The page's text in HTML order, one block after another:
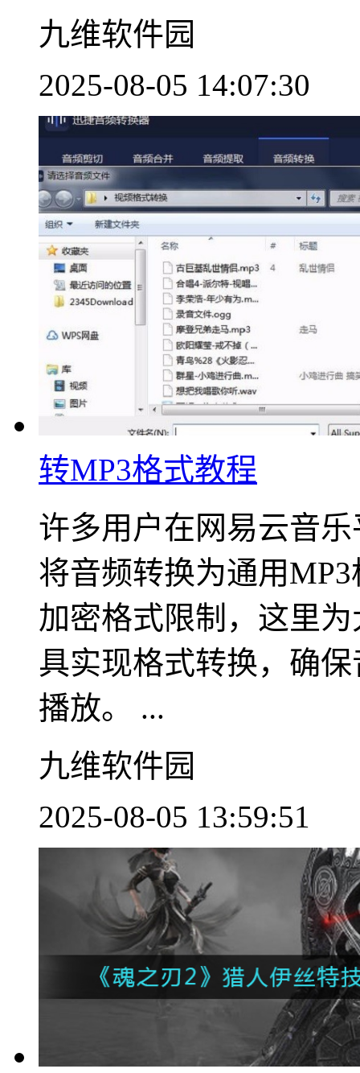
九维软件园
2025-08-05 14:07:30
转MP3格式教程
许多用户在网易云音
将音频转换为通用
加密格式限制，这里
具实现格式转换，确
播放。 ...
九维软件园
2025-08-05 13:59:51